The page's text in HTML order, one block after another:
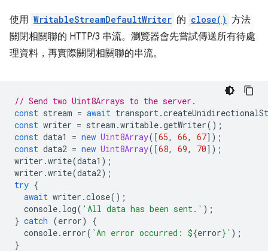
使用 WritableStreamDefaultWriter 的 close() 方法
關閉相關聯的 HTTP/3 串流。瀏覽器會先嘗試傳送所有待處
理資料，再實際關閉相關聯的串流。
// Send two Uint8Arrays to the server.
const stream = await transport.
const writer = stream .writable.getWriter();
const data1 = new Uint8Array([65, 66, 67]);
const data2 = new Uint8Array([68, 69, 70]);
writer .write(data1 );
writer .write(data2);
try {
await writer .close();
console. log( 'All data has been sent.' );
} catch (error)
{
console. error( `An error occurred: ${error} ` );
}